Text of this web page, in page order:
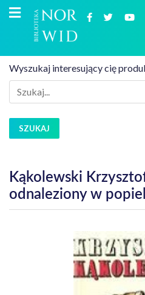
Wyszukaj interesujący cię
SZUKAJ
Kąkolewski
odnaleziony w